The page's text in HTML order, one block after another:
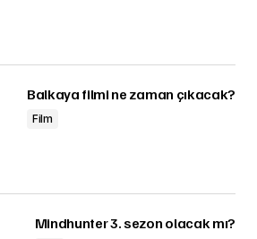
Balkaya filmi ne zaman çıkacak?
Film
Mindhunter 3. sezon olacak mı?